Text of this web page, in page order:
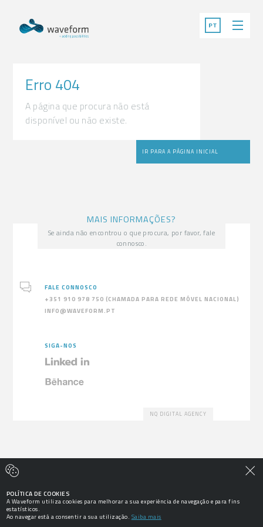

POLÍTICA DE COOKIES
A Waveform utiliza cookies para melhorar a sua experiência de navegação e para fins
estatísticos.
Ao navegar está a consentir a sua utilização. Saiba mais

Erro 404
A página que procura não está
disponível ou não existe.
IR PARA A PÁGINA INICIAL
MAIS INFORMAÇÕES?
Se ainda não encontrou o que procura, por favor, fale
connosco.

FALE CONNOSCO
+351 910 978 750 (CHAMADA PARA REDE MÓVEL NACIONAL)
INFO@WAVEFORM.PT
SIGA-NOS


NQ DIGITAL AGENCY